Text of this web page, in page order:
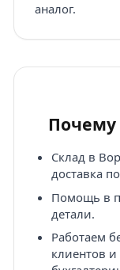
аналог.
Почему
Склад в
доставка
Помощь в
детали.
Работаем
клиентов